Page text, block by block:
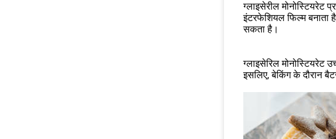
ग्लाइसेरील मोनोस्टियरेट
इंटरफेशियल फिल्म बनाता
सकता है।
ग्लाइसेरिल
इसलिए, बेकिंग के दौरान